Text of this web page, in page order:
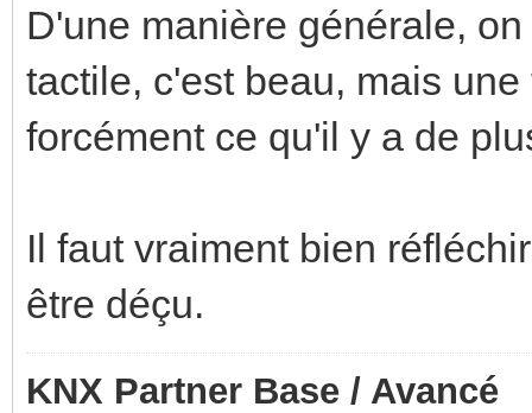
D'une manière générale,
tactile, c'est beau, mais
forcément ce qu'il y a de
Il faut vraiment bien
être déçu.
KNX Partner Base / Avancé